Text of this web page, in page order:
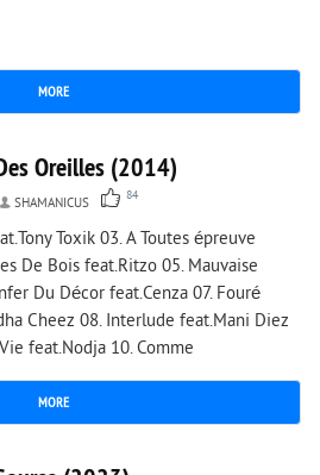
MORE
Oreilles (2014)
SHAMANICUS 84
Toxik 03. A Toutes épreuve
De Bois feat.Ritzo 05. Mauvaise
Du Décor feat.Cenza 07. Fouré
Cheez 08. Interlude feat.Mani Diez
feat.Nodja 10. Comme
MORE